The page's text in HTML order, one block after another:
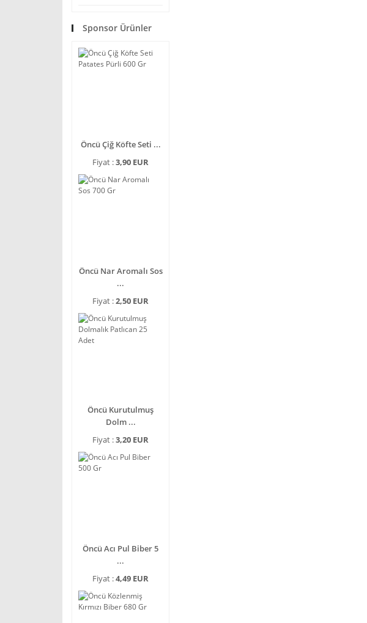
Sponsor Ürünler
Öncü Çiğ Köfte Seti ...
Fiyat :3,90 EUR
Öncü Nar Aromalı Sos
...
Fiyat :2,50 EUR
Öncü Kurutulmuş
Dolm ...
Fiyat :3,20 EUR
Öncü Acı Pul Biber 5
...
Fiyat :4,49 EUR